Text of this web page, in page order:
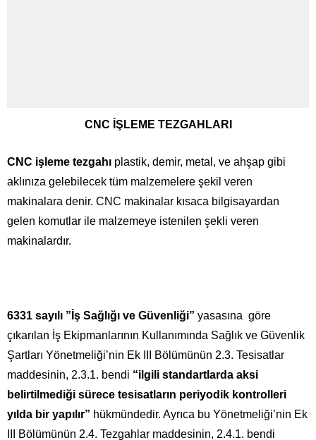
CNC İŞLEME TEZGAHLARI
CNC işleme tezgahı plastik, demir, metal, ve ahşap gibi
aklınıza gelebilecek tüm malzemelere şekil veren
makinalara denir. CNC makinalar kısaca bilgisayardan
gelen komutlar ile malzemeye istenilen şekli veren
makinalardır.
6331 sayılı ”İş Sağlığı ve Güvenliği” yasasına göre
çıkarılan İş Ekipmanlarının Kullanımında Sağlık ve Güvenlik
Şartları Yönetmeliği’nin Ek III Bölümünün 2.3. Tesisatlar
maddesinin, 2.3.1. bendi “ilgili standartlarda aksi
belirtilmediği sürece tesisatların periyodik kontrolleri
yılda bir yapılır” hükmündedir. Ayrıca bu Yönetmeliği’nin Ek
III Bölümünün 2.4. Tezgahlar maddesinin, 2.4.1. bendi